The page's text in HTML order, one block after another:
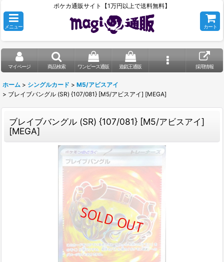
ポケカ通販サイト【1万円以上で送料無料】
メニュー カート
マイページ 商品検索 ワンピース通販 遊戯王通販 採用情報
ホーム > シングルカード > M5/アビスアイ
> ブレイブバングル (SR) {107/081} [M5/アビスアイ] [MEGA]
ブレイブバングル (SR) {107/081} [M5/アビスアイ]
[MEGA]